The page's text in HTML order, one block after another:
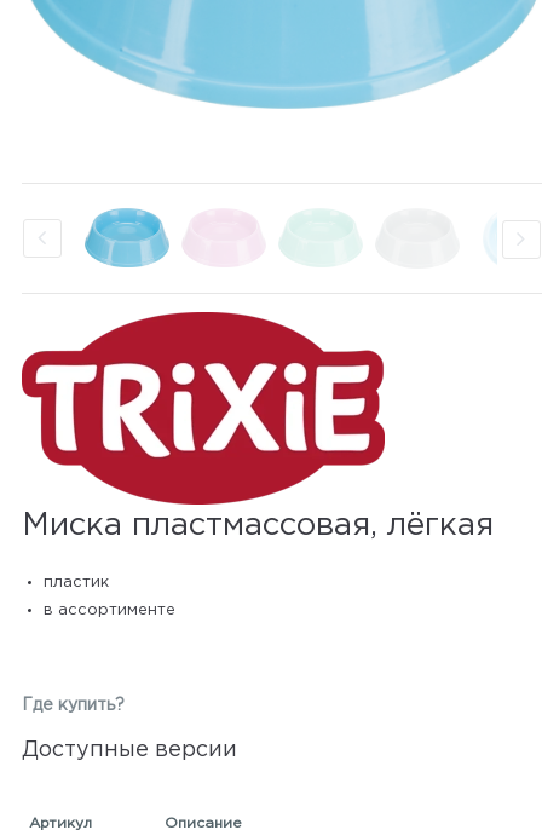
Миска пластмассовая, лёгкая
пластик
в ассортименте
Где купить?
Доступные версии
Артикул Описание